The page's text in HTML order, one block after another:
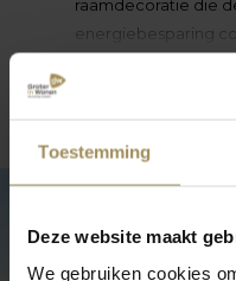
Toestemming
Deze website maakt
We gebruiken cookies
raamdecoratie die
energiebesparing
niveau tilt. Bij
rolgordijnen,
Innovatieve